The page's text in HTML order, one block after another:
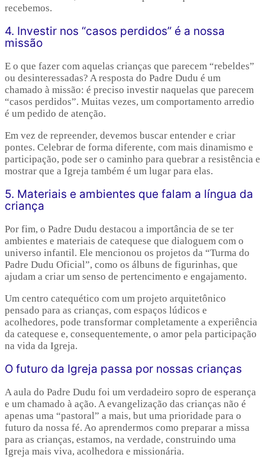
recebemos.
4. Investir nos “casos perdidos” é a nossa
missão
E o que fazer com aquelas crianças que parecem “rebeldes”
ou desinteressadas? A resposta do Padre Dudu é um
chamado à missão: é preciso investir naquelas que parecem
“casos perdidos”. Muitas vezes, um comportamento arredio
é um pedido de atenção.
Em vez de repreender, devemos buscar entender e criar
pontes. Celebrar de forma diferente, com mais dinamismo e
participação, pode ser o caminho para quebrar a resistência e
mostrar que a Igreja também é um lugar para elas.
5. Materiais e ambientes que falam a língua da
criança
Por fim, o Padre Dudu destacou a importância de se ter
ambientes e materiais de catequese que dialoguem com o
universo infantil. Ele mencionou os projetos da “Turma do
Padre Dudu Oficial”, como os álbuns de figurinhas, que
ajudam a criar um senso de pertencimento e engajamento.
Um centro catequético com um projeto arquitetônico
pensado para as crianças, com espaços lúdicos e
acolhedores, pode transformar completamente a experiência
da catequese e, consequentemente, o amor pela participação
na vida da Igreja.
O futuro da Igreja passa por nossas crianças
A aula do Padre Dudu foi um verdadeiro sopro de esperança
e um chamado à ação. A evangelização das crianças não é
apenas uma “pastoral” a mais, but uma prioridade para o
futuro da nossa fé. Ao aprendermos como preparar a missa
para as crianças, estamos, na verdade, construindo uma
Igreja mais viva, acolhedora e missionária.